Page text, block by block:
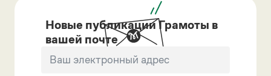
Новые публикации Грамоты в
вашей почте